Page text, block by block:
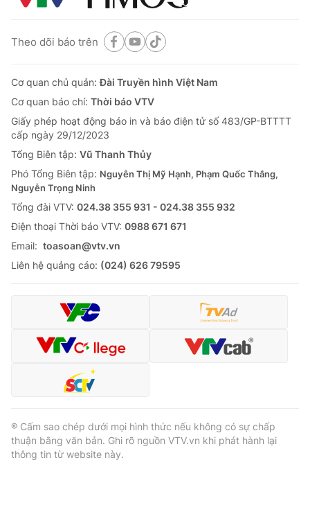
Theo dõi báo trên
Cơ quan chủ quản:Đài Truyền hình Việt Nam
Cơ quan báo chí: Thời báo VTV
Giấy phép hoạt động báo in và báo điện tử số 483/GP-BTTTT
cấp ngày 29/12/2023
Tổng Biên tập: Vũ Thanh Thủy
Phó Tổng Biên tập: Nguyễn Thị Mỹ Hạnh, Phạm Quốc Thắng,
Nguyễn Trọng Ninh
Tổng đài VTV: 024.38 355 931 - 024.38 355 932
Ðiện thoại Thời báo VTV: 0988 671 671
Email: toasoan@vtv.vn
Liên hệ quảng cáo: (024) 626 79595
® Cấm sao chép dưới mọi hình thức nếu không có sự chấp
thuận bằng văn bản. Ghi rõ nguồn VTV.vn khi phát hành lại
thông tin từ website này.